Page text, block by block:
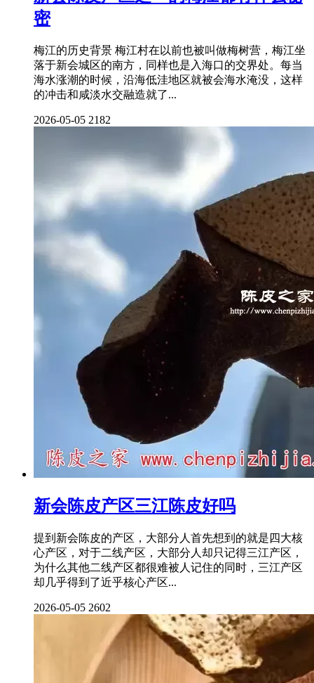
密
梅江的历史背景 梅江村在以前也被叫做梅树营，梅江坐
落于新会城区的南方，同样也是入海口的交界处。每当
海水涨潮的时候，沿海低洼地区就被会海水淹没，这样
的冲击和咸淡水交融造就了...
2026-05-05 2182
新会陈皮产区三江陈皮好吗
提到新会陈皮的产区，大部分人首先想到的就是四大核
心产区，对于二线产区，大部分人却只记得三江产区，
为什么其他二线产区都很难被人记住的同时，三江产区
却几乎得到了近乎核心产区...
2026-05-05 2602